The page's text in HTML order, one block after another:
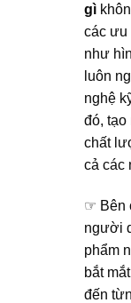
gì
các ưu
như
luôn
nghệ
đó, tạo
chất
cả các
☞ Bên
người
phẩm
bắt
đến